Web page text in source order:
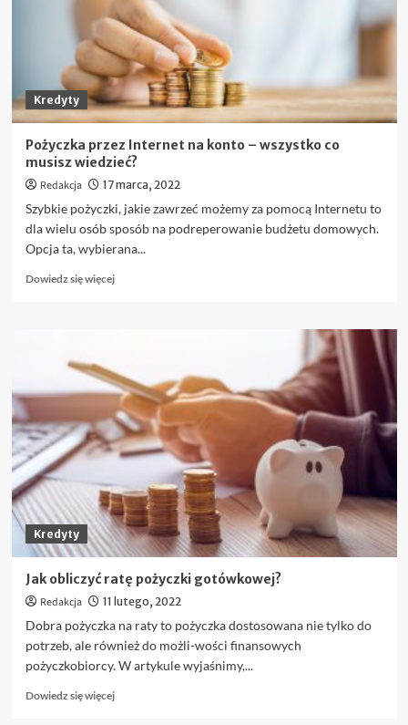
metody
Kredyty
Pożyczka przez Internet na konto – wszystko co
musisz wiedzieć?
Redakcja 17 marca, 2022
Szybkie pożyczki, jakie zawrzeć możemy za pomocą Internetu to
dla wielu osób sposób na podreperowanie budżetu domowych.
Opcja ta, wybierana...
Dowiedz się więcejDowiedz
Internet
na
konto
–
wszystko
musisz
wiedzieć?
Kredyty
Jak obliczyć ratę pożyczki gotówkowej?
Redakcja 11 lutego, 2022
Dobra pożyczka na raty to pożyczka dostosowana nie tylko do
potrzeb, ale również do możli-wości finansowych
pożyczkobiorcy. W artykule wyjaśnimy,...
Dowiedz się więcejDowiedz